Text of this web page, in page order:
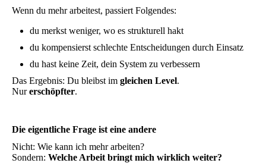
Wenn du mehr arbeitest, passiert Folgendes:
du merkst weniger, wo es strukturell hakt
du kompensierst schlechte Entscheidungen durch Einsatz
du hast keine Zeit, dein System zu verbessern
Das Ergebnis: Du bleibst im gleichen Level.
Nurerschöpfter.
Die eigentliche Frage ist eine andere
Nicht: Wie kann ich mehr arbeiten?
Sondern: Welche Arbeit bringt mich wirklich weiter?